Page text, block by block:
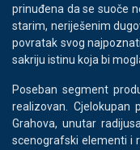
prinuđena da se suoče
starim, neriješenim
povratak svog
sakriju istinu koja bi
Poseban segment
realizovan. Cjelokupan
Grahova, unutar
scenografski elementi i